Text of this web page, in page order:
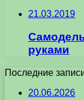
21.03.2019
руками
Последние
20.06.2026